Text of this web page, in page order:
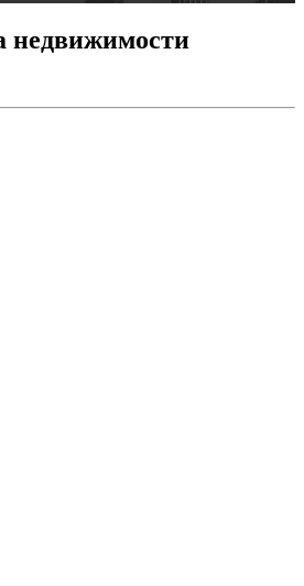
недвижимости